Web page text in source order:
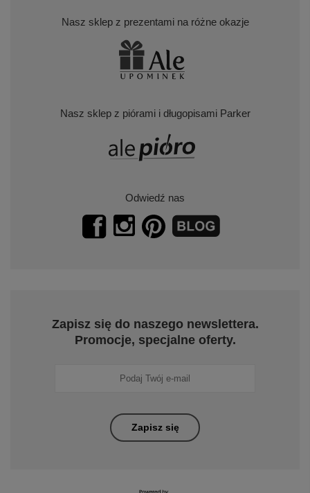
Nasz sklep z prezentami na różne okazje
Nasz sklep z piórami i długopisami Parker
Odwiedź nas
Zapisz się do naszego newslettera.
Promocje, specjalne oferty.
Zapisz się